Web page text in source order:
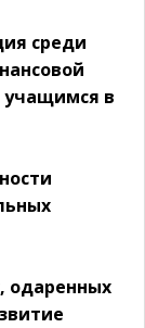
среди
учащимся в
одаренных